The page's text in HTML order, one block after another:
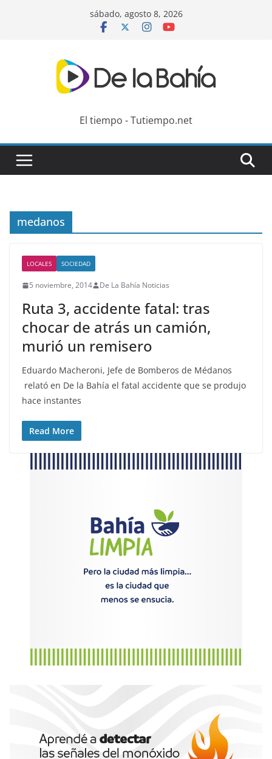
sábado, agosto 8, 2026
El tiempo - Tutiempo.net
medanos
LOCALES SOCIEDAD
5 noviembre, 2014 De La Bahía Noticias
Ruta 3, accidente fatal: tras
chocar de atrás un camión,
murió un remisero
Eduardo Macheroni, Jefe de Bomberos de Médanos
relató en De la Bahía el fatal accidente que se produjo
hace instantes
Read More